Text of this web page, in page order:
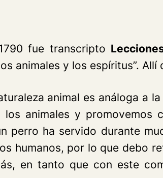
fue transcripto
animales y los espíritus”.
animal es análoga a
los animales y
perro ha servido durante
humanos, por lo que debo
en tanto que con este